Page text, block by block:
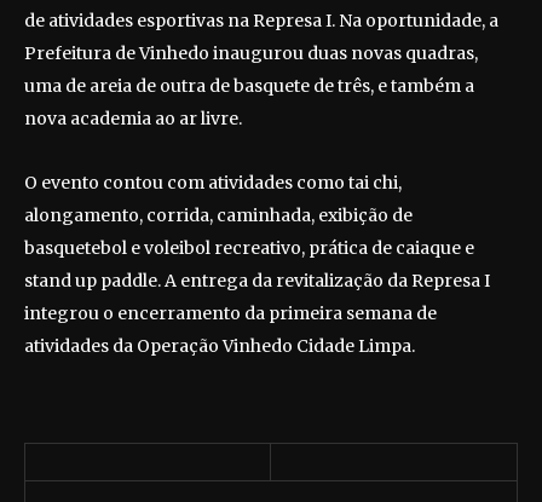
de atividades esportivas na Represa I. Na oportunidade, a
Prefeitura de Vinhedo inaugurou duas novas quadras,
uma de areia de outra de basquete de três, e também a
nova academia ao ar livre.
O evento contou com atividades como tai chi,
alongamento, corrida, caminhada, exibição de
basquetebol e voleibol recreativo, prática de caiaque e
stand up paddle. A entrega da revitalização da Represa I
integrou o encerramento da primeira semana de
atividades da Operação Vinhedo Cidade Limpa.